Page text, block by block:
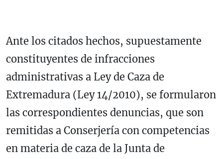
Ante los citados hechos, supuestamente
constituyentes de infracciones
administrativas a Ley de Caza de
Extremadura (Ley 14/2010), se formularon
las correspondientes denuncias, que son
remitidas a Conserjería con competencias
en materia de caza de la Junta de